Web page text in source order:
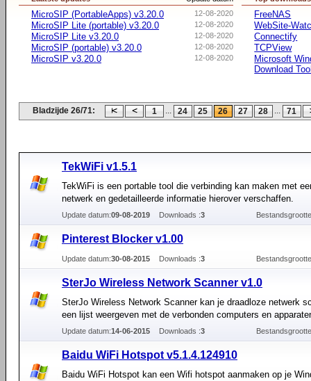
12-08-2020
MicroSIP (PortableApps) v3.20.0
12-08-2020
MicroSIP Lite (portable) v3.20.0
12-08-2020
MicroSIP Lite v3.20.0
12-08-2020
MicroSIP (portable) v3.20.0
12-08-2020
MicroSIP v3.20.0
FreeNAS
WebSite-
Connectify
TCPView
Microsoft
Download
Bladzijde 26/71: 1 ... 24 25 26 27 28 ... 71
TekWiFi v1.5.1
TekWiFi is een portable tool die verbinding kan maken met
netwerk en gedetailleerde informatie hierover verschaffen.
Update datum:09-08-2019 Downloads :3
Pinterest Blocker v1.00
Update datum:30-08-2015 Downloads :3
SterJo Wireless Network Scanner v1.0
SterJo Wireless Network Scanner kan je draadloze netwerk
een lijst weergeven met de verbonden computers en
Update datum:14-06-2015 Downloads :3
Baidu WiFi Hotspot v5.1.4.124910
Baidu WiFi Hotspot kan een Wifi hotspot aanmaken op je